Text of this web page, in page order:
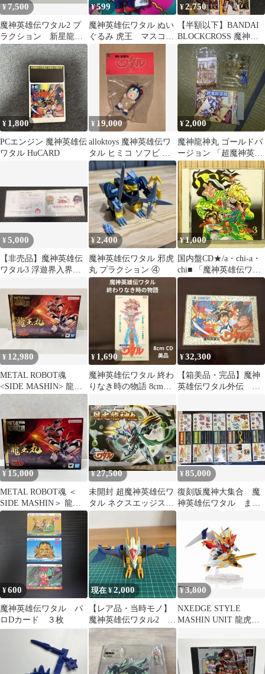
¥7,500
魔神英雄伝ワタル2 プ
ラクション 新星龍神
丸 宇宙界型
¥599
魔神英雄伝ワタル ぬい
ぐるみ 虎王 マスコッ
¥2,750
【半額以下】BANDAI
BLOCKCROSS 魔神英
雄伝ワタル 6種セット
¥1,800
PCエンジン 魔神英雄伝
ワタル HuCARD
¥ 19,000
alloktoys 魔神英雄伝ワ
タル ヒミコ ソフビ サ
ンライズ 未開封
¥2,000
魔神龍神丸 ゴールドバ
ージョン 「超魔神英雄
伝ワタル」 メッキマシ
ーンNo.1
¥5,000
【非売品】魔神英雄伝
ワタル3 浮遊界入界許
¥2,400
魔神英雄伝ワタル 邪虎
丸 プラクション ④
¥1,000
国内盤CD★/a・chi-a・
chi■ 「魔神英雄伝ワタ
ル3」 音楽篇2
646】P74600
¥ 12,980
METAL ROBOT魂
<SIDE MASHIN> 龍王
丸 魔神英雄伝ワタル
¥ 1,690
魔神英雄伝ワタル 終わ
りなき時の物語 8cmCD
¥32,300
【箱美品・完品】魔神
英雄伝ワタル外伝 フ
ア ハドソン
¥ 15,000
METAL ROBOT魂 ＜
SIDE MASHIN＞ 龍王
丸 魔神英雄伝ワタル 未
開封品 smsrobo097615
¥27,500
未開封 超魔神英雄伝ワ
タル ネクスエッジスタ
イル NX月光龍神丸
フィギュア
¥85,000
復刻版魔神大集合 魔
神英雄伝ワタル まと
¥600
魔神英雄伝ワタル パ
ロDカード ３枚
現在 ¥2,000
【レア品・当時モノ】
魔神英雄伝ワタル2 プ
ラクション 新星空神
丸 組立済み
¥3,800
NXEDGE STYLE
MASHIN UNIT 龍虎丸